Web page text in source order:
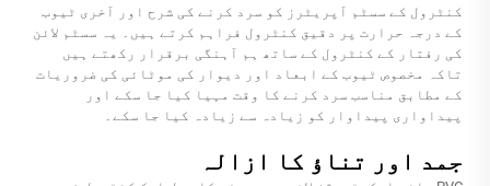
کنٹرول کے سسٹم آپریٹرز کو سرد کرنے کی شرح اور آخری ٹیوب
کے درجہ حرارت پر دقیق کنٹرول فراہم کرتے ہیں۔ یہ سسٹم لائن
کی رفتار کے کنٹرول کے ساتھ ہم آہنگی برقرار رکھتے ہیں
تاکہ مخصوص ٹیوب کے ابعاد اور دیوار کی موٹائی کی ضروریات
کے مطابق مناسب سرد کرنے کا وقت مہیا کیا جا سکے اور
پیداواری پیداوار کو زیادہ سے زیادہ کیا جا سکے۔
جمد اور تناؤ کا ازالہ